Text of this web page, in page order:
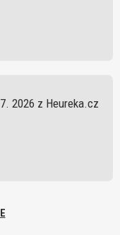
2026 z Heureka.cz